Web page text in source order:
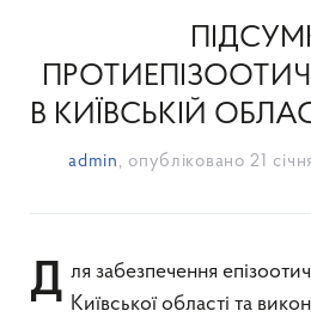
В КИЇВСЬКІЙ
admin , опубліковано 21
Для забезпечення епізоотичного благополуччя Київської області та